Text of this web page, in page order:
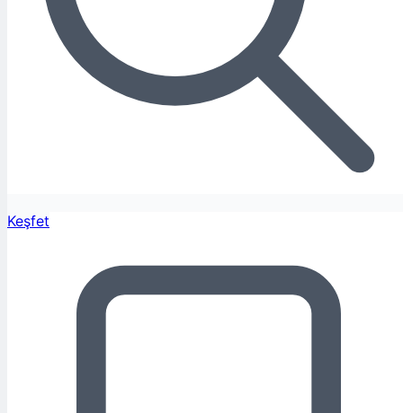
Keşfet